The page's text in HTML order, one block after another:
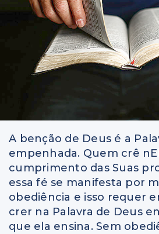
A benção de Deus é a
empenhada. Quem crê
cumprimento das Suas
essa fé se manifesta por
obediência e isso requer
crer na Palavra de Deus
que ela ensina. Sem